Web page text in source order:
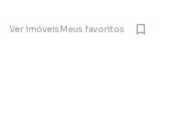
Ver imóveisMeus favoritos